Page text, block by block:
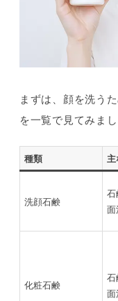
まずは、顔を洗う
を一覧で見てみまし
種類
洗顔石鹸
石
面
化粧石鹸
石
面